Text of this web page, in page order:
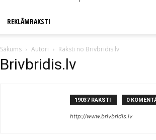
REKLĀMRAKSTI
Sākums Autori Raksti no Brivbridis.lv
Brivbridis.lv
19037 RAKSTI 0
http://www.brivbridis.lv